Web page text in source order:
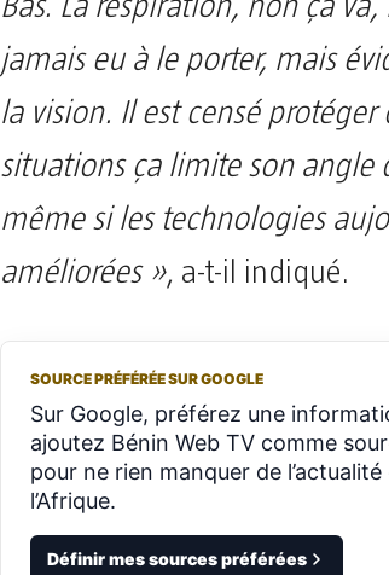
jamais eu à le porter, mais
la vision. Il est censé protéger
situations ça limite son angle
même si les technologies
améliorées », a-t-il indiqué.
SOURCE PRÉFÉRÉE SUR GOOGLE
Sur Google, préférez une
ajoutez Bénin Web TV comme
pour ne rien manquer de
l’Afrique.
Définir mes sources préférées